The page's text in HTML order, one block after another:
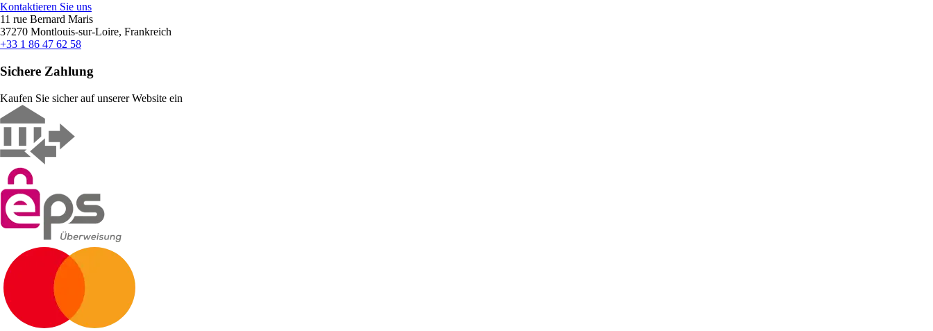
Kontaktieren Sie uns
11 rue Bernard Maris
37270 Montlouis-sur-Loire, Frankreich
+33 1 86 47 62 58
Sichere Zahlung
Kaufen Sie sicher auf unserer Website ein